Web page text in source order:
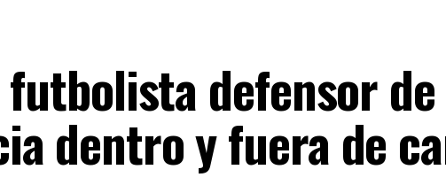
defensor de
dentro y fuera de